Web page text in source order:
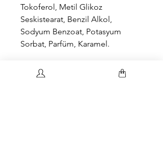
Tokoferol, Metil Glikoz
Seskistearat, Benzil Alkol,
Sodyum Benzoat, Potasyum
Sorbat, Parfüm, Karamel.
Skin Super Food Крем-баттер
для тела Banana split 360 мл